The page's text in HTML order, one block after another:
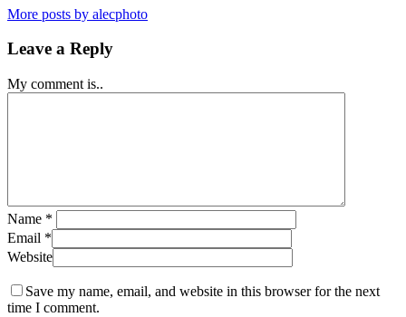
More posts by alecphoto
Leave a Reply
My comment is..
Name *
Email *
Website
Save my name, email, and website in this browser for the next
time I comment.